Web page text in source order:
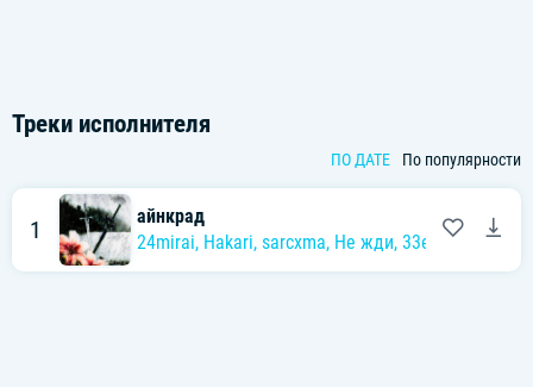
Треки исполнителя
ПО ДАТЕ По популярности
1
айнкрад
24mirai, Hakari, sarcxma, Не жди, 33elain keisky